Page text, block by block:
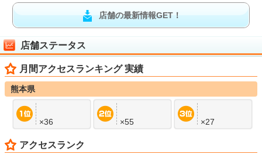
店舗の最新情報GET！
店舗ステータス
月間アクセスランキング 実績
熊本県
×36 ×55 ×27
アクセスランク